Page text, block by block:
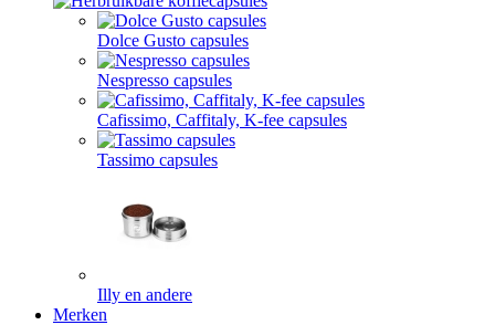
Dolce Gusto capsules
Nespresso capsules
Cafissimo, Caffitaly, K-fee capsules
Tassimo capsules
Illy en andere
Merken